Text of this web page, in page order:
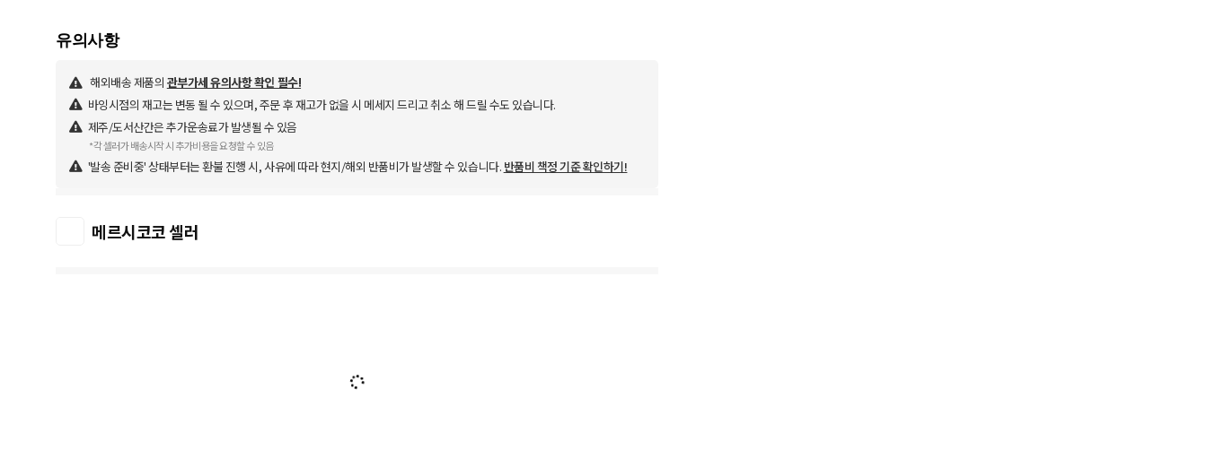
유의사항
해외배송 제품의 관부가세 유의사항 확인 필수!
바잉시점의 재고는 변동 될 수 있으며, 주문 후 재고가 없을 시 메세지 드리고 취소 해 드릴 수도 있습니다.
제주/도서산간은 추가운송료가 발생될 수 있음
*각 셀러가 배송시작 시 추가비용을 요청할 수 있음
'발송 준비중' 상태부터는 환불 진행 시, 사유에 따라 현지/해외 반품비가 발생할 수 있습니다. 반품비 책정 기준 확인하기!
메르시코코 셀러